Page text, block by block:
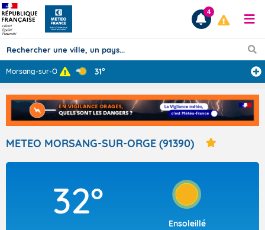
Prévisions
TOUS LES RÉSULTATS
Articles
4
Morsang-sur-Org... 31°
METEO MORSANG-SUR-ORGE (91390)
32°
Ensoleillé